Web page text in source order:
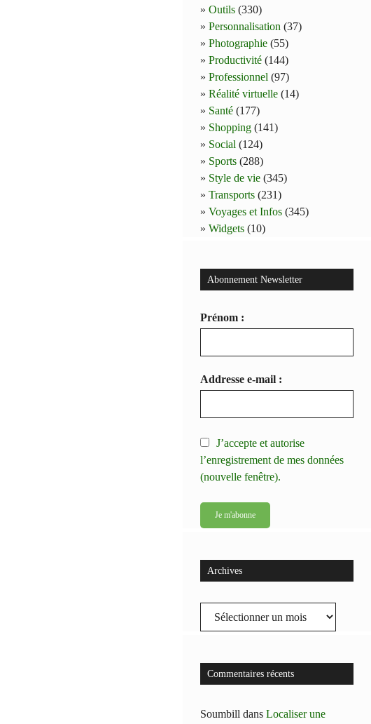
Outils (330)
Personnalisation (37)
Photographie (55)
Productivité (144)
Professionnel (97)
Réalité virtuelle (14)
Santé (177)
Shopping (141)
Social (124)
Sports (288)
Style de vie (345)
Transports (231)
Voyages et Infos (345)
Widgets (10)
Abonnement Newsletter
Prénom :
Addresse e-mail :
J’accepte et autorise
l’enregistrement de mes données
(nouvelle fenêtre).
Archives
Archives
Commentaires récents
Soumbill dansLocaliser une